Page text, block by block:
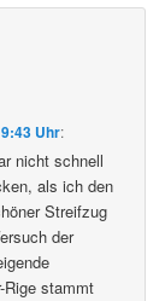
Uhr:
nicht schnell
als ich den
Streifzug
der
Rige stammt